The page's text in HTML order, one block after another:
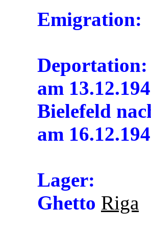
Emigration:
Deportation:
am
Bielefeld
am
Lager:
Ghetto Riga